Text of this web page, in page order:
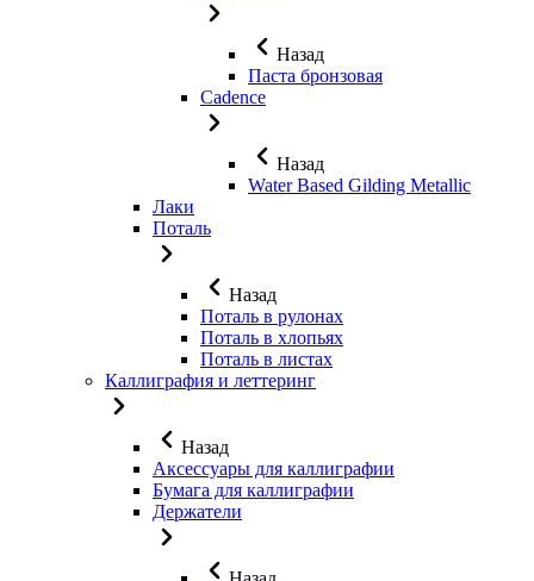
Назад
Паста бронзовая
Cadence
Назад
Water Based Gilding Metallic
Лаки
Поталь
Назад
Поталь в рулонах
Поталь в хлопьях
Поталь в листах
Каллиграфия и леттеринг
Назад
Аксессуары для каллиграфии
Бумага для каллиграфии
Держатели